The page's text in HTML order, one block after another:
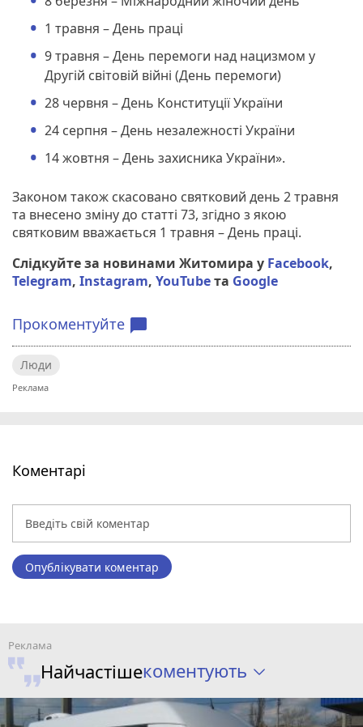
1 травня – День праці
9 травня – День перемоги над нацизмом у
Другій світовій війні (День перемоги)
28 червня – День Конституції України
24 серпня – День незалежності України
14 жовтня – День захисника України».
Законом також скасовано святковий день 2 травня
та внесено зміну до статті 73, згідно з якою
святковим вважається 1 травня – День праці.
Слідкуйте за новинами Житомира у Facebook,
Telegram, Instagram, YouTubeта Google
Прокоментуйте chat_bubble
Люди
Коментарі
Опублікувати коментар
Найчастішекоментують